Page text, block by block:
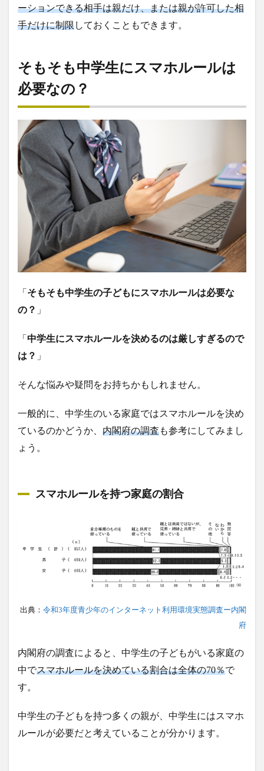
ーションできる相手は親だけ、または親が許可した相
手だけに制限しておくこともできます。
そもそも中学生にスマホルールは
必要なの？
「 そもそも中学生の子どもにスマホルールは必要な
の？ 」
「 中学生にスマホルールを決めるのは厳しすぎるので
は？ 」
そんな悩みや疑問をお持ちかもしれません。
一般的に、中学生のいる家庭ではスマホルールを決め
ているのかどうか、 内閣府の調査も参考にしてみまし
ょう。
スマホルールを持つ家庭の割合
出典： 令和3年度青少年のインターネット利用環境実態調査ー内閣
府
内閣府の調査によると、中学生の子どもがいる家庭の
中でスマホルールを決めている割合は全体の70％で
す。
中学生の子どもを持つ多くの親が、中学生にはスマホ
ルールが必要だと考えていることが分かります。